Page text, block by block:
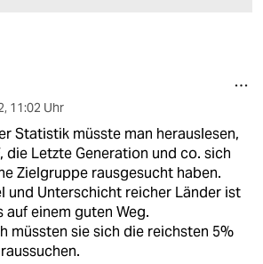
, 11:02 Uhr
Statistik müsste man herauslesen,
die Letzte Generation und co. sich
Zielgruppe rausgesucht haben.
und Unterschicht reicher Länder ist
auf einem guten Weg.
müssten sie sich die reichsten 5%